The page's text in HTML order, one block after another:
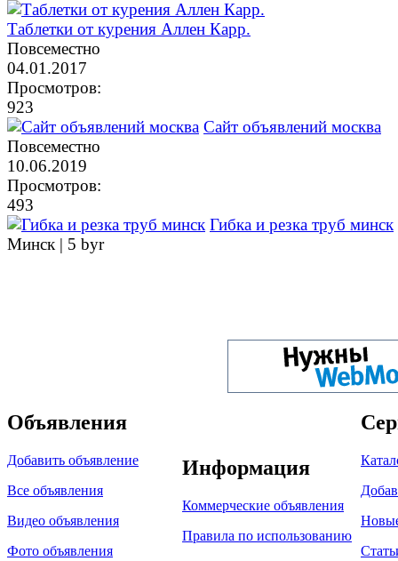
Таблетки от курения Аллен Карр.
Повсеместно
04.01.2017
Просмотров:
923
Сайт объявлений москва
Повсеместно
10.06.2019
Просмотров:
493
Гибка и резка труб минск
Минск | 5 byr
Объявления
Добавить объявление
Все объявления
Видео объявления
Фото объявления
Информация
Коммерческие объявления
Правила по использованию